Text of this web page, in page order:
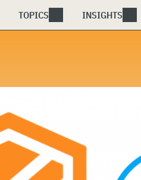
TOPICS INSIGHTS